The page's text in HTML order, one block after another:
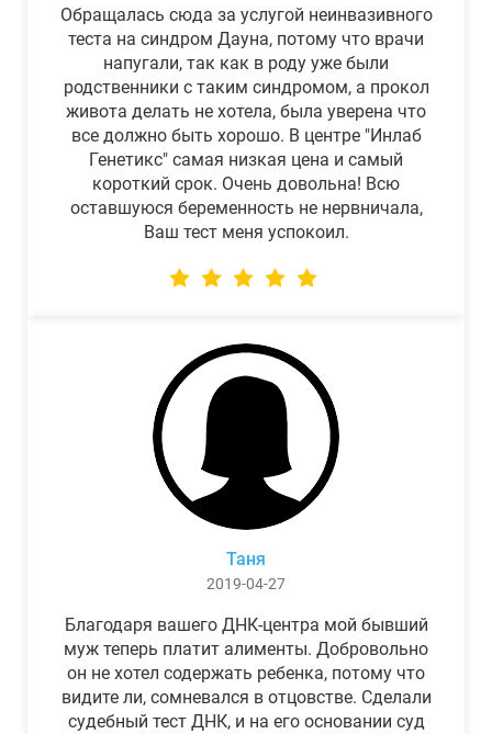
Обращалась сюда за услугой неинвазивного
теста на синдром Дауна, потому что врачи
напугали, так как в роду уже были
родственники с таким синдромом, а прокол
живота делать не хотела, была уверена что
все должно быть хорошо. В центре "Инлаб
Генетикс" самая низкая цена и самый
короткий срок. Очень довольна! Всю
оставшуюся беременность не нервничала,
Ваш тест меня успокоил.
Таня
2019-04-27
Благодаря вашего ДНК-центра мой бывший
муж теперь платит алименты. Добровольно
он не хотел содержать ребенка, потому что
видите ли, сомневался в отцовстве. Сделали
судебный тест ДНК, и на его основании суд